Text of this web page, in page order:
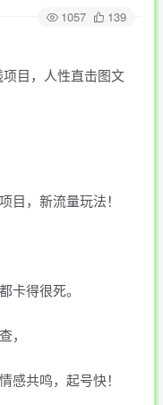
1057 139
目，新流量玩法！
卡得很死。
，
感共鸣，起号快！